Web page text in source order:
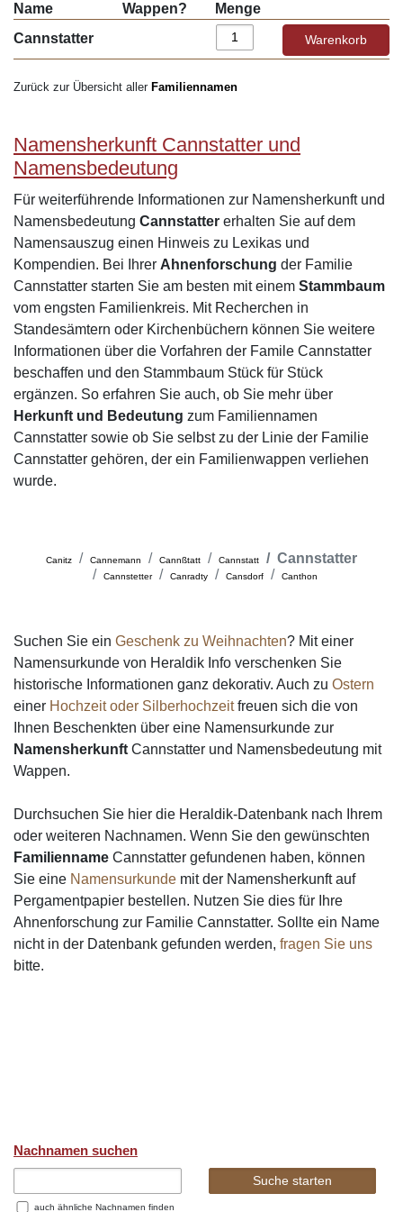
Name Wappen?
Menge
Cannstatter
Zurück zur Übersicht aller Familiennamen
Namensherkunft Cannstatter und
Namensbedeutung
Für weiterführende Informationen zur Namensherkunft und
Namensbedeutung Cannstatter erhalten Sie auf dem
Namensauszug einen Hinweis zu Lexikas und
Kompendien. Bei Ihrer Ahnenforschung der Familie
Cannstatter starten Sie am besten mit einem Stammbaum
vom engsten Familienkreis. Mit Recherchen in
Standesämtern oder Kirchenbüchern können Sie weitere
Informationen über die Vorfahren der Famile Cannstatter
beschaffen und den Stammbaum Stück für Stück
ergänzen. So erfahren Sie auch, ob Sie mehr über
Herkunft und Bedeutung zum Familiennamen
Cannstatter sowie ob Sie selbst zu der Linie der Familie
Cannstatter gehören, der ein Familienwappen verliehen
wurde.
Canitz Cannemann Cannßtatt Cannstatt Cannstatter
Cannstetter Canradty Cansdorf Canthon
Suchen Sie ein Geschenk zu Weihnachten? Mit einer
Namensurkunde von Heraldik Info verschenken Sie
historische Informationen ganz dekorativ. Auch zu Ostern
einer Hochzeit oder Silberhochzeitfreuen sich die von
Ihnen Beschenkten über eine Namensurkunde zur
Namensherkunft Cannstatter und Namensbedeutung mit
Wappen.
Durchsuchen Sie hier die Heraldik-Datenbank nach Ihrem
oder weiteren Nachnamen. Wenn Sie den gewünschten
Familienname Cannstatter gefundenen haben, können
Sie eine Namensurkunde mit der Namensherkunft auf
Pergamentpapier bestellen. Nutzen Sie dies für Ihre
Ahnenforschung zur Familie Cannstatter. Sollte ein Name
nicht in der Datenbank gefunden werden, fragen Sie uns
bitte.
Nachnamen suchen
auch ähnliche Nachnamen finden